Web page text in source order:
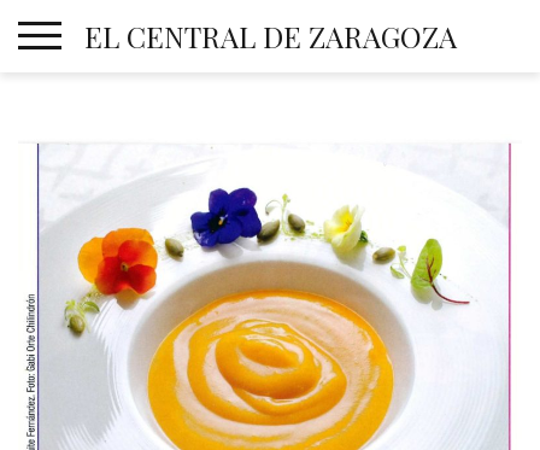
EL CENTRAL DE ZARAGOZA